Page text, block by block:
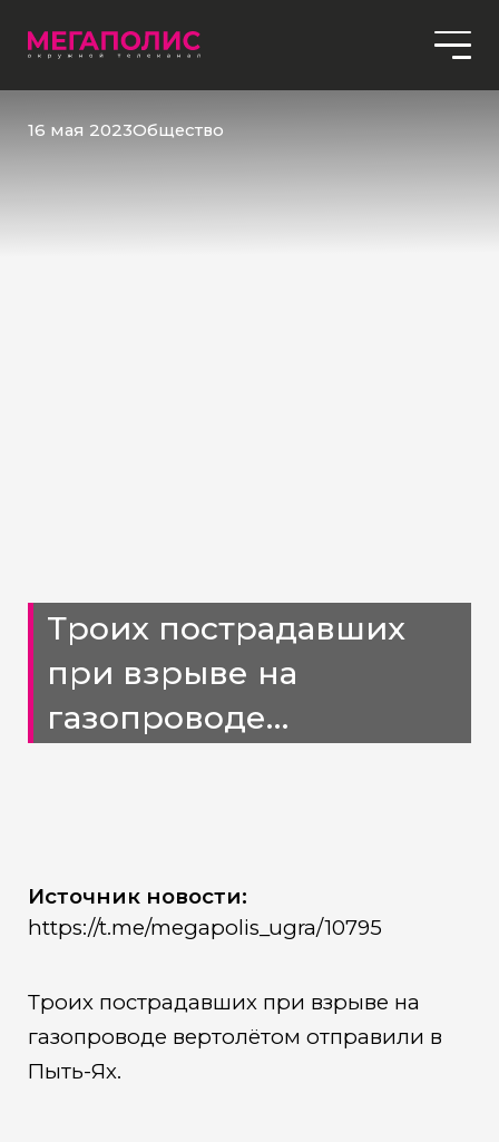
16 мая 2023Общество
Троих пострадавших
при взрыве на
газопроводе
Источник новости:
https://t.me/megapolis_ugra/10795
Троих пострадавших при взрыве на
газопроводе вертолётом отправили в
Пыть-Ях.